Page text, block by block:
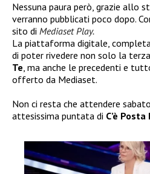
Nessuna paura però, grazie allo
verranno pubblicati poco dopo.
sito di Mediaset Play.
La piattaforma digitale,
di poter rivedere non solo la
Te, ma anche le precedenti e
offerto da Mediaset.
Non ci resta che attendere
attesissima puntata di C’è Posta